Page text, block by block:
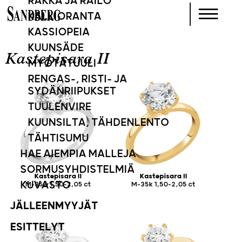
Kastepisara II
Kastepisara II
M-35w 1,50-2,05 ct
Kastepisara II
M-35k 1,50-2,05 ct
KALLIORANTA
KASSIOPEIA
KUUNSÄDE
MYÖTÄTUULI
RENGAS-, RISTI- JA
SYDÄNRIIPUKSET
TUULENVIRE
KUUNSILTA, TÄHDENLENTO
TÄHTISUMU
HAE AIEMPIA MALLEJA
SORMUSYHDISTELMIÄ
KUVASTO
JÄLLEENMYYJÄT
ESITTELYT